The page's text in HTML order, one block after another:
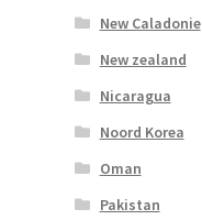
New Caladonie
New zealand
Nicaragua
Noord Korea
Oman
Pakistan